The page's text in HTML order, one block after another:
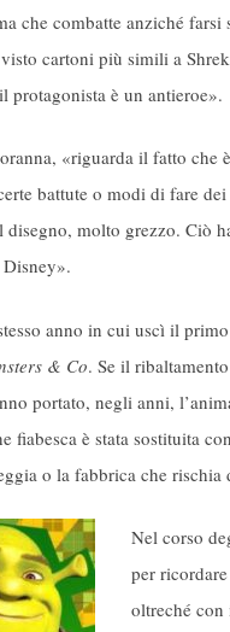
che combatte anziché
cartoni più simili a
protagonista è un antieroe».
«riguarda il fatto
battute o modi di fare
molto grezzo. Ciò
anno in cui uscì il
& Co. Se il
portato, negli anni,
fiabesca è stata sostituita
o la fabbrica che
Nel corso
per
oltreché